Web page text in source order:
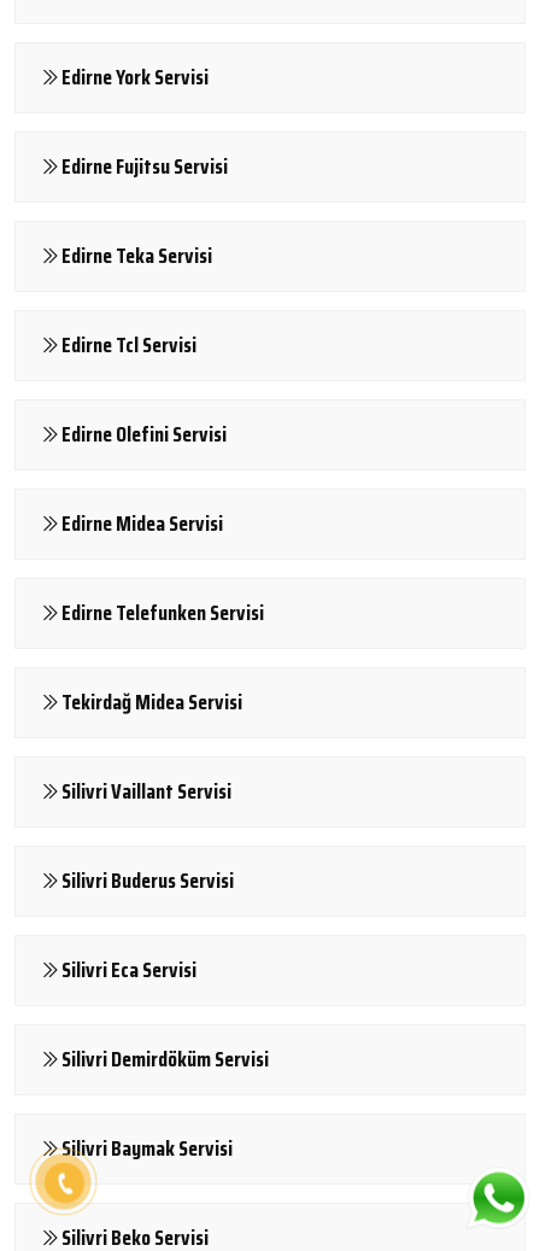
Edirne York Servisi
Edirne Fujitsu Servisi
Edirne Teka Servisi
Edirne Tcl Servisi
Edirne Olefini Servisi
Edirne Midea Servisi
Edirne Telefunken Servisi
Tekirdağ Midea Servisi
Silivri Vaillant Servisi
Silivri Buderus Servisi
Silivri Eca Servisi
Silivri Demirdöküm Servisi
Silivri Baymak Servisi
Silivri Beko Servisi